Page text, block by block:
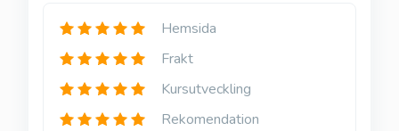
Hemsida
Frakt
Kursutveckling
Rekomendation